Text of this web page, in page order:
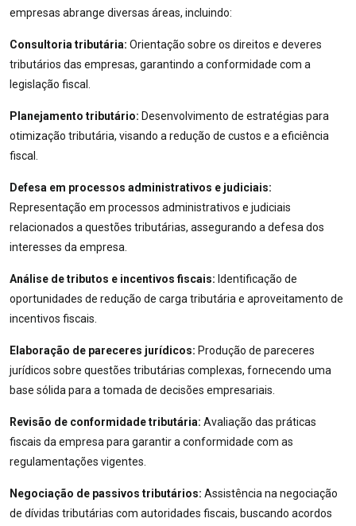
empresas abrange diversas áreas, incluindo:
Consultoria tributária: Orientação sobre os direitos e deveres
tributários das empresas, garantindo a conformidade com a
legislação fiscal.
Planejamento tributário: Desenvolvimento de estratégias para
otimização tributária, visando a redução de custos e a eficiência
fiscal.
Defesa em processos administrativos e judiciais:
Representação em processos administrativos e judiciais
relacionados a questões tributárias, assegurando a defesa dos
interesses da empresa.
Análise de tributos e incentivos fiscais: Identificação de
oportunidades de redução de carga tributária e aproveitamento de
incentivos fiscais.
Elaboração de pareceres jurídicos: Produção de pareceres
jurídicos sobre questões tributárias complexas, fornecendo uma
base sólida para a tomada de decisões empresariais.
Revisão de conformidade tributária: Avaliação das práticas
fiscais da empresa para garantir a conformidade com as
regulamentações vigentes.
Negociação de passivos tributários: Assistência na negociação
de dívidas tributárias com autoridades fiscais, buscando acordos